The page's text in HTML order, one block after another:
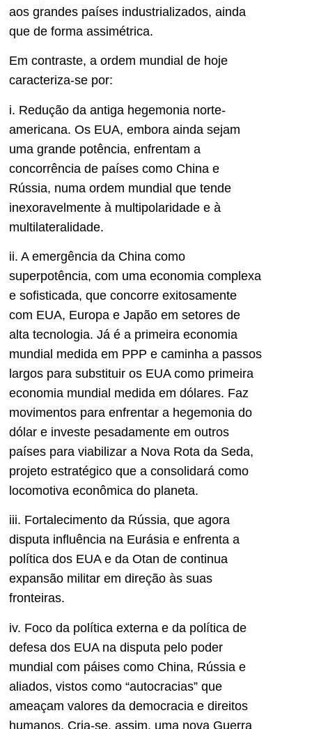
aos grandes países industrializados, ainda
que de forma assimétrica.
Em contraste, a ordem mundial de hoje
caracteriza-se por:
i. Redução da antiga hegemonia norte-
americana. Os EUA, embora ainda sejam
uma grande potência, enfrentam a
concorrência de países como China e
Rússia, numa ordem mundial que tende
inexoravelmente à multipolaridade e à
multilateralidade.
ii. A emergência da China como
superpotência, com uma economia complexa
e sofisticada, que concorre exitosamente
com EUA, Europa e Japão em setores de
alta tecnologia. Já é a primeira economia
mundial medida em PPP e caminha a passos
largos para substituir os EUA como primeira
economia mundial medida em dólares. Faz
movimentos para enfrentar a hegemonia do
dólar e investe pesadamente em outros
países para viabilizar a Nova Rota da Seda,
projeto estratégico que a consolidará como
locomotiva econômica do planeta.
iii. Fortalecimento da Rússia, que agora
disputa influência na Eurásia e enfrenta a
política dos EUA e da Otan de continua
expansão militar em direção às suas
fronteiras.
iv. Foco da política externa e da política de
defesa dos EUA na disputa pelo poder
mundial com páises como China, Rússia e
aliados, vistos como “autocracias” que
ameaçam valores da democracia e direitos
humanos. Cria-se, assim, uma nova Guerra